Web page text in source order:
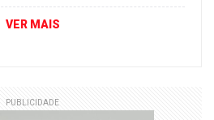
VER MAIS
PUBLICIDADE